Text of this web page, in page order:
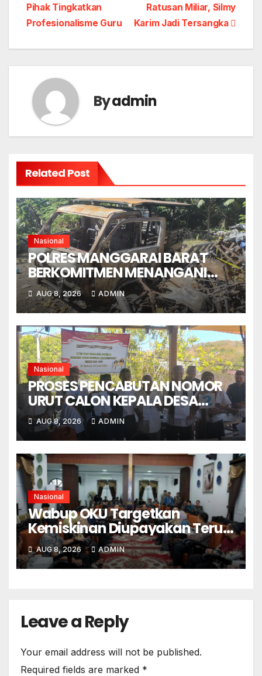
Ratusan Miliar, Silmy
Karim Jadi Tersangka
Pihak Tingkatkan
Profesionalisme Guru
Byadmin
Related Post
Nasional
POLRES MANGGARAI BARAT
BERKOMITMEN MENANGANI
SENGKETA LENGKONG
WARANG SECARA ADIL,
OBYEKTIF DAN INTEGRITAS
AUG 8, 2026 ADMIN
Nasional
PROSES PENCABUTAN NOMOR
URUT CALON KEPALA DESA
GORONTALO BERNUANSA
KEKELUARGAAN
AUG 8, 2026 ADMIN
Nasional
Wabup OKU Targetkan
Kemiskinan Diupayakan Terus
Menurun
AUG 8, 2026 ADMIN
Leave a Reply
Your email address will not be published.
Required fields are marked *